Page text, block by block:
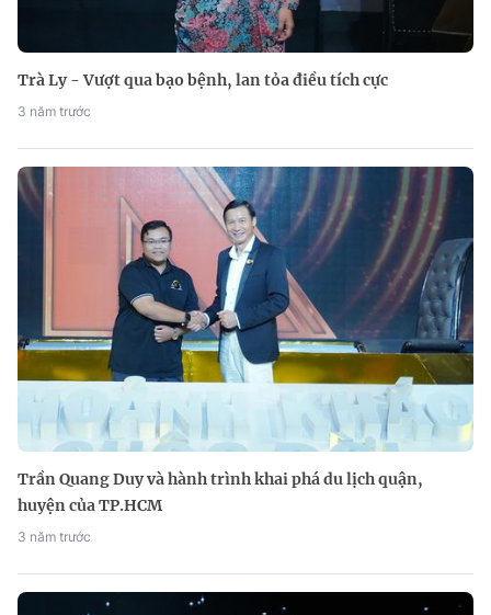
Trà Ly - Vượt qua bạo bệnh, lan tỏa điều tích cực
3 năm trước
Trần Quang Duy và hành trình khai phá du lịch quận,
huyện của TP.HCM
3 năm trước